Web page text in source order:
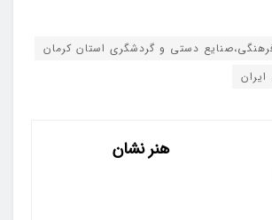
دستی و گردشگری استان کرمان
هنر نشان